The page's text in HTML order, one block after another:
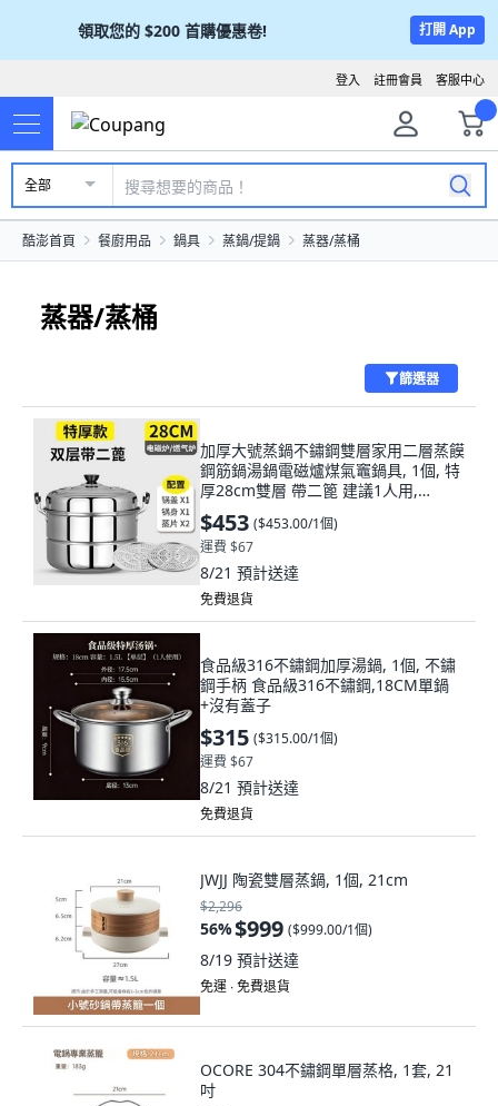
領取您的 $200 首購優惠卷! 打開 App
客服中心
註冊會員
登入
全部
酷澎首頁 餐廚用品 鍋具 蒸鍋/提鍋 蒸器/蒸桶
蒸器/蒸桶
篩選器
加厚大號蒸鍋不鏽鋼雙層家用二層蒸饃
鋼筋鍋湯鍋電磁爐煤氣竈鍋具, 1個, 特
厚28cm雙層 帶二篦 建議1人用,
28cm, 雙層 帶二篦 建議1人用
$453 ($453.00/1個)
運費 $67
8/21 預計送達
免費退貨
食品級316不鏽鋼加厚湯鍋, 1個, 不鏽
鋼手柄 食品級316不鏽鋼,18CM單鍋
+沒有蓋子
$315 ($315.00/1個)
運費 $67
8/21 預計送達
免費退貨
JWJJ 陶瓷雙層蒸鍋, 1個, 21cm
$2,296
56%$999 ($999.00/1個)
8/19 預計送達
免運 ∙ 免費退貨
OCORE 304不鏽鋼單層蒸格, 1套, 21
吋